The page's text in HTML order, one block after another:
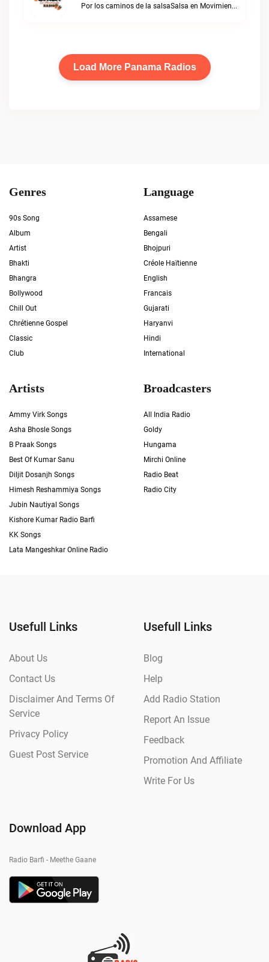
Por los caminos de la salsaSalsa en Movimiento Radio live
Load More Panama Radios
Genres
90s Song
Album
Artist
Bhakti
Bhangra
Bollywood
Chill Out
Chrétienne Gospel
Classic
Club
Language
Assamese
Bengali
Bhojpuri
Créole Haïtienne
English
Francais
Gujarati
Haryanvi
Hindi
International
Artists
Ammy Virk Songs
Asha Bhosle Songs
B Praak Songs
Best Of Kumar Sanu
Diljit Dosanjh Songs
Himesh Reshammiya Songs
Jubin Nautiyal Songs
Kishore Kumar Radio Barfi
KK Songs
Lata Mangeshkar Online Radio
Broadcasters
All India Radio
Goldy
Hungama
Mirchi Online
Radio Beat
Radio City
Usefull Links
About Us
Contact Us
Disclaimer And Terms Of
Service
Privacy Policy
Guest Post Service
Usefull Links
Blog
Help
Add Radio Station
Report An Issue
Feedback
Promotion And Affiliate
Write For Us
Download App
Radio Barfi - Meethe Gaane